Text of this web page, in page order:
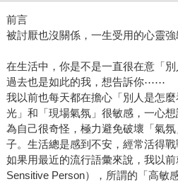
前言
被討厭也沒關係，一生受用的心靈
在生活中，你是不是一直很在意「別
過去也是如此的我，想告訴你⋯⋯
我以前也每天都在擔心「別人是怎
光」和「現場氣氛」很敏感，一心
為自己很奇怪，極力避免破壞「氣
子。生活總是感到不安，經常活得戰
如果用最近的流行語彙來說，我以
Sensitive Person），所謂的「高敏